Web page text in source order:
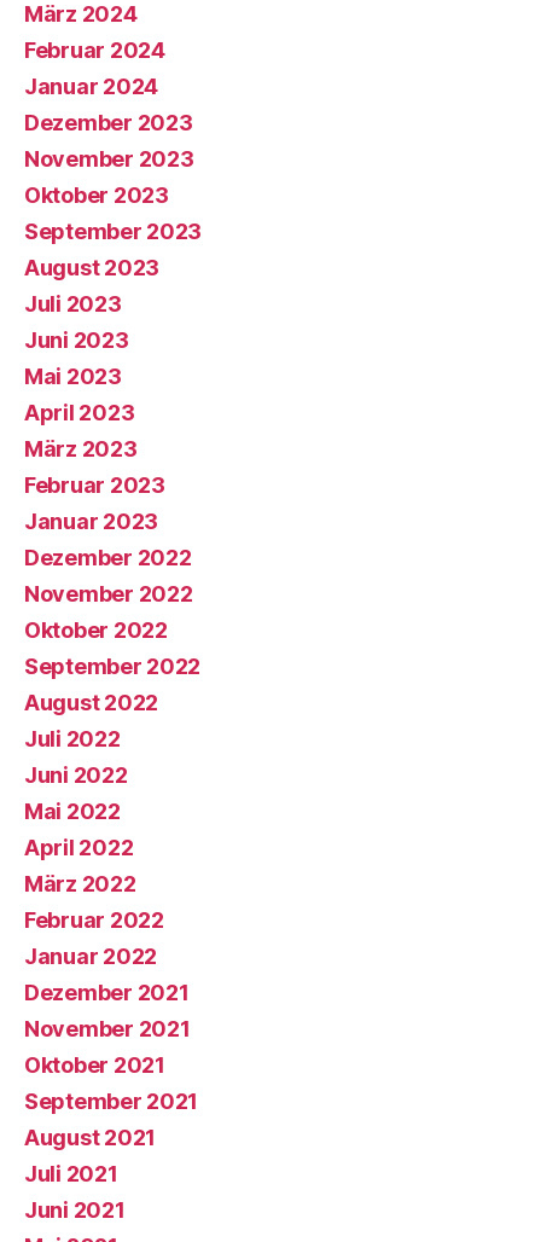
März 2024
Februar 2024
Januar 2024
Dezember 2023
November 2023
Oktober 2023
September 2023
August 2023
Juli 2023
Juni 2023
Mai 2023
April 2023
März 2023
Februar 2023
Januar 2023
Dezember 2022
November 2022
Oktober 2022
September 2022
August 2022
Juli 2022
Juni 2022
Mai 2022
April 2022
März 2022
Februar 2022
Januar 2022
Dezember 2021
November 2021
Oktober 2021
September 2021
August 2021
Juli 2021
Juni 2021